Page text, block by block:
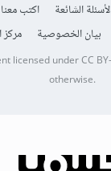
الشائعة اكتب معنا
بيان الخصوصية مركز
licensed underCC
otherwise.